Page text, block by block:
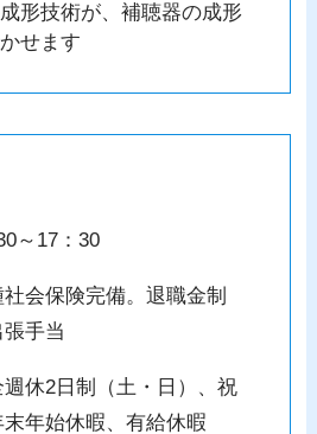
形技術が、補聴器の成形
せます
～17：30
社会保険完備。退職金制
手当
週休2日制（土・日）、祝
年始休暇、有給休暇